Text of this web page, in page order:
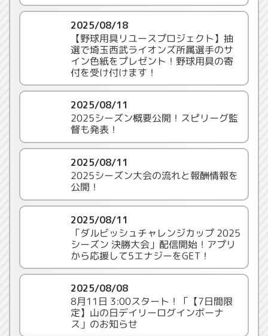
2025/08/18
【野球用具リユースプロジェクト】抽
選で埼玉西武ライオンズ所属選手のサ
イン色紙をプレゼント！野球用具の寄
付を受け付けます！
2025/08/11
2025シーズン概要公開！スピリーグ監
督も発表！
2025/08/11
2025シーズン大会の流れと報酬情報を
公開！
2025/08/11
「ダルビッシュチャレンジカップ 2025
シーズン 決勝大会」配信開始！アプリ
から応援して5エナジーをGET！
2025/08/08
8月11日 3:00スタート！「【7日間限
定】山の日デイリーログインボーナ
ス」のお知らせ